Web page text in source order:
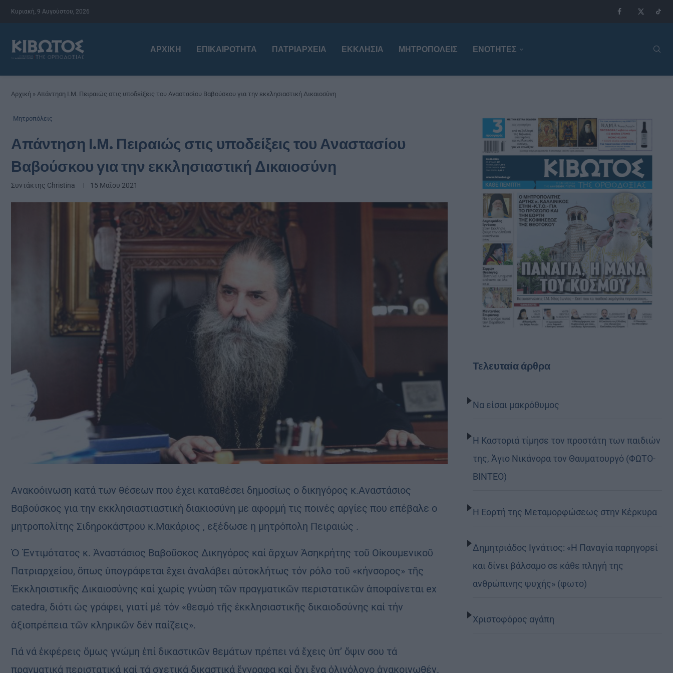
Κυριακή, 9 Αυγούστου, 2026
ΑΡΧΙΚΉ ΕΠΙΚΑΙΡΌΤΗΤΑ ΠΑΤΡΙΑΡΧΕΊΑ ΕΚΚΛΗΣΊΑ ΜΗΤΡΟΠΌΛΕΙΣ ΕΝΟΤΗΤΕΣ
Αρχική » Απάντηση Ι.Μ. Πειραιώς στις υποδείξεις του Αναστασίου Βαβούσκου για την εκκλησιαστική Δικαιοσύνη
Μητροπόλεις
Απάντηση Ι.Μ. Πειραιώς στις υποδείξεις του Αναστασίου
Βαβούσκου για την εκκλησιαστική Δικαιοσύνη
Συντάκτης Christina 15 Μαΐου 2021
Ανακοόινωση κατά των θέσεων που έχει καταθέσει δημοσίως ο δικηγόρος κ.Αναστάσιος
Βαβούσκος για την εκκλησιαστιαστική διακιοσύνη με αφορμή τις ποινές αργίες που επέβαλε ο
μητροπολίτης Σιδηροκάστρου κ.Μακάριος , εξέδωσε η μητρόπολη Πειραιώς .
Ὁ Ἐντιμότατος κ. Ἀναστάσιος Βαβοῦσκος Δικηγόρος καί ἄρχων Ἀσηκρήτης τοῦ Οἰκουμενικοῦ
Πατριαρχείου, ὅπως ὑπογράφεται ἔχει ἀναλάβει αὐτοκλήτως τόν ρόλο τοῦ «κήνσορος» τῆς
Ἐκκλησιστικῆς Δικαιοσύνης καί χωρίς γνώση τῶν πραγματικῶν περιστατικῶν ἀποφαίνεται ex
catedra, διότι ὡς γράφει, γιατί μέ τόν «θεσμό τῆς ἐκκλησιαστικῆς δικαιοδσύνης καί τήν
ἀξιοπρέπεια τῶν κληρικῶν δέν παίζεις».
Γιά νά ἐκφέρεις ὅμως γνώμη ἐπί δικαστικῶν θεμάτων πρέπει νά ἔχεις ὑπ’ ὄψιν σου τά
πραγματικά περιστατικά καί τά σχετικά δικαστικά ἔγγραφα καί ὄχι ἕνα ὀλιγόλογο ἀνακοινωθέν.
Τελευταία άρθρα
Να είσαι μακρόθυμος
Η Καστοριά τίμησε τον προστάτη των παιδιών
της, Άγιο Νικάνορα τον Θαυματουργό (ΦΩΤΟ-
ΒΙΝΤΕΟ)
Η Εορτή της Μεταμορφώσεως στην Κέρκυρα
Δημητριάδος Ιγνάτιος: «Η Παναγία παρηγορεί
και δίνει βάλσαμο σε κάθε πληγή της
ανθρώπινης ψυχής» (φωτο)
Χριστοφόρος αγάπη